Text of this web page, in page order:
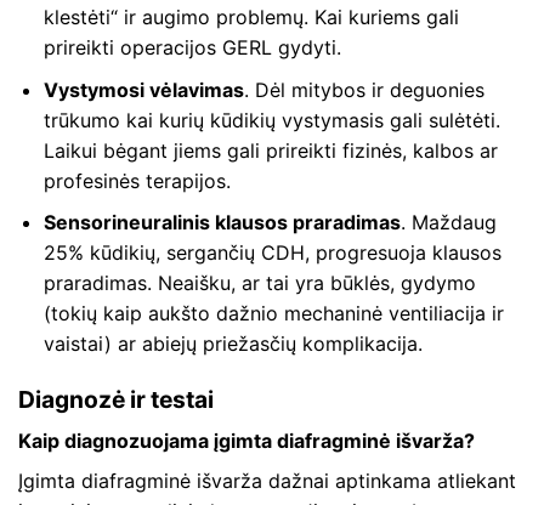
klestėti“ ir augimo problemų. Kai kuriems gali
prireikti operacijos GERL gydyti.
Vystymosi vėlavimas. Dėl mitybos ir deguonies
trūkumo kai kurių kūdikių vystymasis gali sulėtėti.
Laikui bėgant jiems gali prireikti fizinės, kalbos ar
profesinės terapijos.
Sensorineuralinis klausos praradimas. Maždaug
25% kūdikių, sergančių CDH, progresuoja klausos
praradimas. Neaišku, ar tai yra būklės, gydymo
(tokių kaip aukšto dažnio mechaninė ventiliacija ir
vaistai) ar abiejų priežasčių komplikacija.
Diagnozė ir testai
Kaip diagnozuojama įgimta diafragminė išvarža?
Įgimta diafragminė išvarža dažnai aptinkama atliekant